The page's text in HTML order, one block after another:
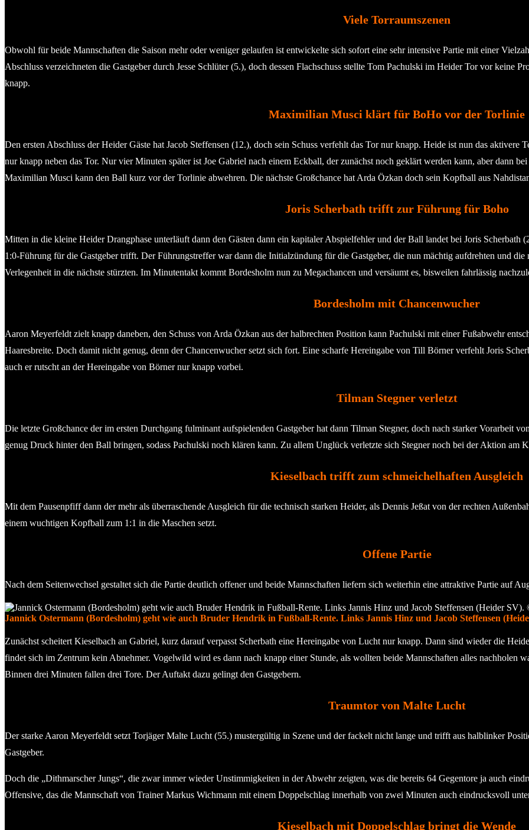
Viele Torraumszenen
Obwohl für beide Mannschaften die Saison mehr oder weniger gelaufen ist entwickelte sich sofort eine sehr intensive Partie mit einer
Abschluss verzeichneten die Gastgeber durch Jesse Schlüter (5.), doch dessen Flachschuss stellte Tom Pachulski im Heider Tor vor keine
knapp.
Maximilian Musci klärt für BoHo vor der Torlinie
Den ersten Abschluss der Heider Gäste hat Jacob Steffensen (12.), doch sein Schuss verfehlt das Tor nur knapp. Heide ist nun das
nur knapp neben das Tor. Nur vier Minuten später ist Joe Gabriel nach einem Eckball, der zunächst noch geklärt werden kann, aber dann
Maximilian Musci kann den Ball kurz vor der Torlinie abwehren. Die nächste Großchance hat Arda Özkan doch sein Kopfball aus
Joris Scherbath trifft zur Führung für Boho
Mitten in die kleine Heider Drangphase unterläuft dann den Gästen dann ein kapitaler Abspielfehler und der Ball landet bei Joris Scherbath
1:0-Führung für die Gastgeber trifft. Der Führungstreffer war dann die Initialzündung für die Gastgeber, die nun mächtig aufdrehten und
Verlegenheit in die nächste stürzten. Im Minutentakt kommt Bordesholm nun zu Megachancen und versäumt es, bisweilen fahrlässig
Bordesholm mit Chancenwucher
Aaron Meyerfeldt zielt knapp daneben, den Schuss von Arda Özkan aus der halbrechten Position kann Pachulski mit einer Fußabwehr
Haaresbreite. Doch damit nicht genug, denn der Chancenwucher setzt sich fort. Eine scharfe Hereingabe von Till Börner verfehlt Joris
auch er rutscht an der Hereingabe von Börner nur knapp vorbei.
Tilman Stegner verletzt
Die letzte Großchance der im ersten Durchgang fulminant aufspielenden Gastgeber hat dann Tilman Stegner, doch nach starker Vorarbeit
genug Druck hinter den Ball bringen, sodass Pachulski noch klären kann. Zu allem Unglück verletzte sich Stegner noch bei der Aktion am
Kieselbach trifft zum schmeichelhaften Ausgleich
Mit dem Pausenpfiff dann der mehr als überraschende Ausgleich für die technisch starken Heider, als Dennis Jeßat von der rechten
einem wuchtigen Kopfball zum 1:1 in die Maschen setzt.
Offene Partie
Nach dem Seitenwechsel gestaltet sich die Partie deutlich offener und beide Mannschaften liefern sich weiterhin eine attraktive Partie auf
Jannick Ostermann (Bordesholm) geht wie auch Bruder Hendrik in Fußball-Rente. Links Jannis Hinz und Jacob Steffensen
Zunächst scheitert Kieselbach an Gabriel, kurz darauf verpasst Scherbath eine Hereingabe von Lucht nur knapp. Dann sind wieder die
findet sich im Zentrum kein Abnehmer. Vogelwild wird es dann nach knapp einer Stunde, als wollten beide Mannschaften alles nachholen
Binnen drei Minuten fallen drei Tore. Der Auftakt dazu gelingt den Gastgebern.
Traumtor von Malte Lucht
Der starke Aaron Meyerfeldt setzt Torjäger Malte Lucht (55.) mustergültig in Szene und der fackelt nicht lange und trifft aus halblinker
Gastgeber.
Doch die „Dithmarscher Jungs“, die zwar immer wieder Unstimmigkeiten in der Abwehr zeigten, was die bereits 64 Gegentore ja auch
Offensive, das die Mannschaft von Trainer Markus Wichmann mit einem Doppelschlag innerhalb von zwei Minuten auch eindrucksvoll
Kieselbach mit Doppelschlag bringt die Wende